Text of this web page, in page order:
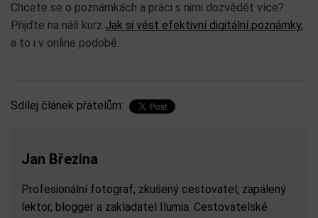
Chcete se o poznámkách a práci s nimi dozvědět více?
Přijďte na náš kurz Jak si vést efektivní digitální poznámky,
a to i v online podobě.
Sdílej článek přátelům:
Jan Březina
Profesionální fotograf, zkušený cestovatel, zapálený
lektor, blogger a zakladatel Ilumia. Cestovatelské